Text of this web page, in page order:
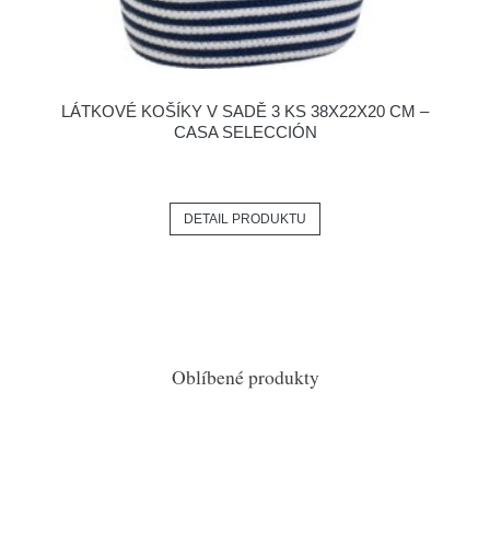
LÁTKOVÉ KOŠÍKY V SADĚ 3 KS 38X22X20 CM –
CASA SELECCIÓN
DETAIL PRODUKTU
Oblíbené produkty